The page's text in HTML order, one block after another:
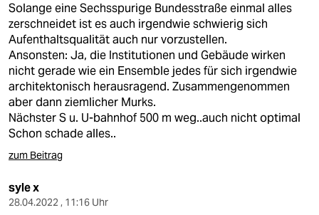
Solange eine Sechsspurige Bundesstraße einmal alles
zerschneidet ist es auch irgendwie schwierig sich
Aufenthaltsqualität auch nur vorzustellen.
Ansonsten: Ja, die Institutionen und Gebäude wirken
nicht gerade wie ein Ensemble jedes für sich irgendwie
architektonisch herausragend. Zusammengenommen
aber dann ziemlicher Murks.
Nächster S u. U-bahnhof 500 m weg..auch nicht optimal
Schon schade alles..
zum Beitrag
syle x
28.04.2022 , 11:16 Uhr